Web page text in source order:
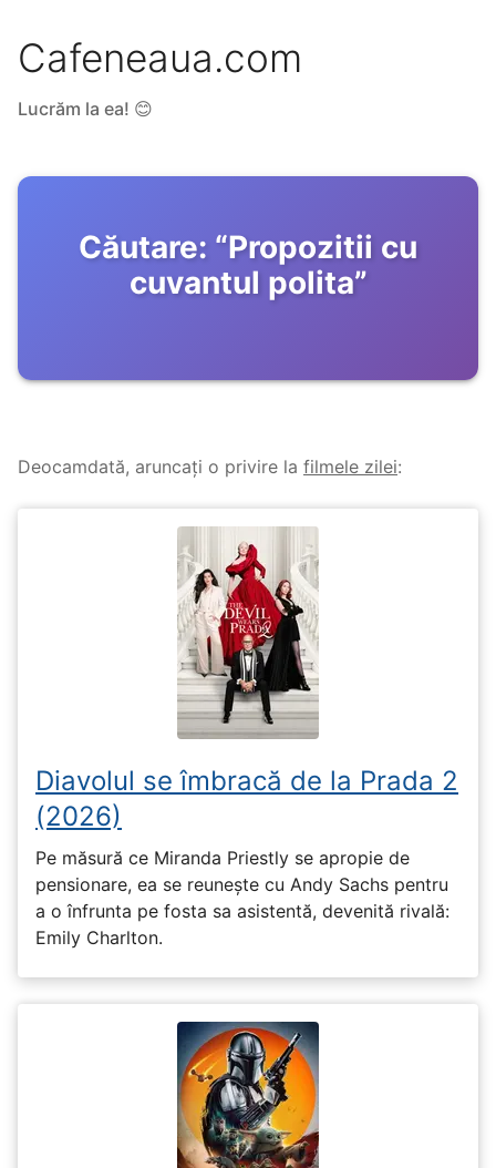
Cafeneaua.com
Lucrăm la ea! 😊
Căutare: “Propozitii cu
cuvantul polita”
Deocamdată, aruncați o privire la filmele zilei:
Diavolul se îmbracă de la Prada 2
(2026)
Pe măsură ce Miranda Priestly se apropie de
pensionare, ea se reunește cu Andy Sachs pentru
a o înfrunta pe fosta sa asistentă, devenită rivală:
Emily Charlton.